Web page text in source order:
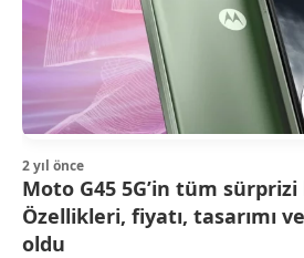
2 yıl önce
Moto G45 5G’in tüm
Özellikleri, fiyatı, tasarımı
oldu